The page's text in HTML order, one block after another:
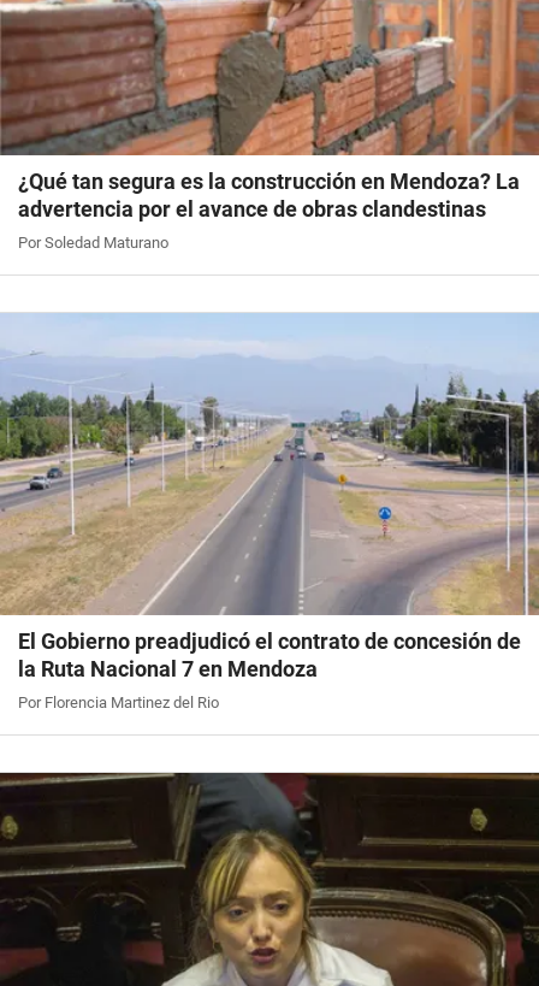
¿Qué tan segura es la construcción en Mendoza? La
advertencia por el avance de obras clandestinas
Por Soledad Maturano
El Gobierno preadjudicó el contrato de concesión de
la Ruta Nacional 7 en Mendoza
Por Florencia Martinez del Rio